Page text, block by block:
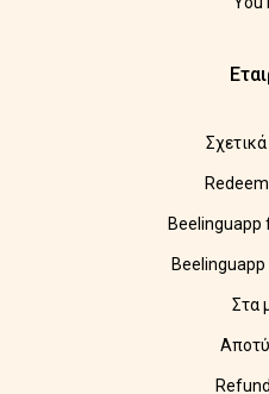
Beelinguapp
Στα